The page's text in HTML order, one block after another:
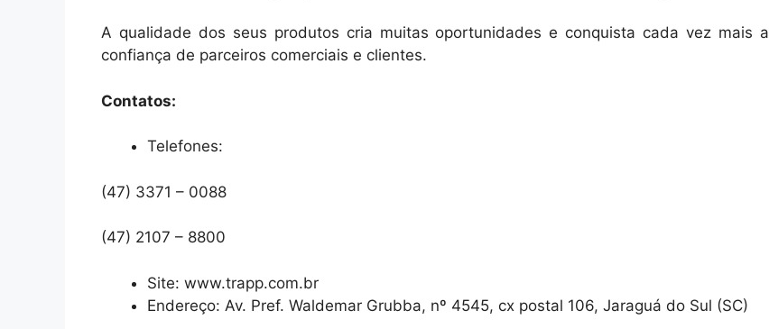
A qualidade dos seus produtos cria muitas oportunidades e conquista cada vez mais a
confiança de parceiros comerciais e clientes.
Contatos:
Telefones:
(47) 3371 – 0088
(47) 2107 – 8800
Site: www.trapp.com.br
Endereço: Av. Pref. Waldemar Grubba, nº 4545, cx postal 106, Jaraguá do Sul (SC)